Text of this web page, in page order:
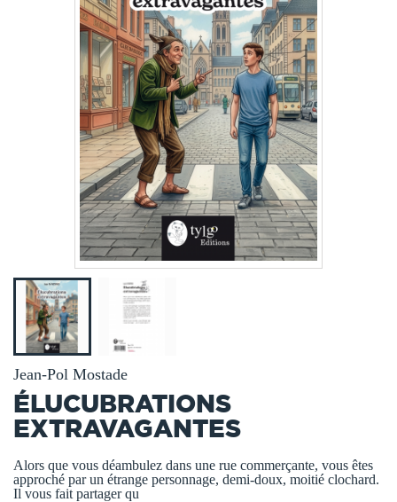
Jean-Pol Mostade
ÉLUCUBRATIONS
EXTRAVAGANTES
Alors que vous déambulez dans une rue commerçante, vous êtes
approché par un étrange personnage, demi-doux, moitié clochard.
Il vous fait partager qu